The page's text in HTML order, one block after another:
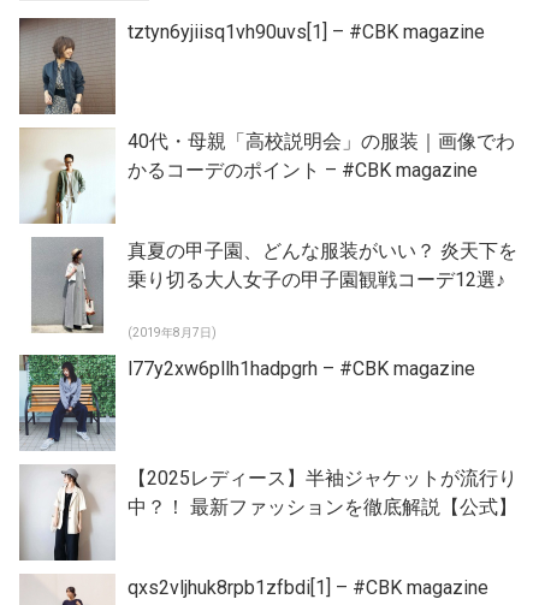
tztyn6yjiisq1vh90uvs[1] – #CBK magazine
40代・母親「高校説明会」の服装｜画像でわ
かるコーデのポイント – #CBK magazine
真夏の甲子園、どんな服装がいい？ 炎天下を
乗り切る大人女子の甲子園観戦コーデ12選♪
(2019年8月7日)
l77y2xw6pllh1hadpgrh – #CBK magazine
【2025レディース】半袖ジャケットが流行り
中？！ 最新ファッションを徹底解説【公式】
qxs2vljhuk8rpb1zfbdi[1] – #CBK magazine